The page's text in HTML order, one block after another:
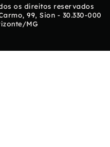
os direitos reservados
99, Sion - 30.330-000
MG